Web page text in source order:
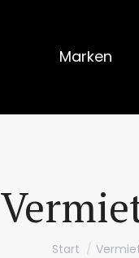
Marken
Sie befinden
Start